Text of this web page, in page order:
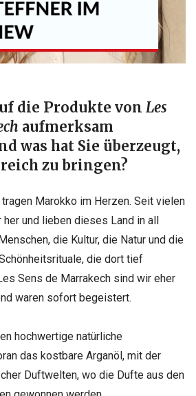
die Produkte von Les
aufmerksam
was hat Sie überzeugt,
zu bringen?
Marokko im Herzen. Seit vielen
und lieben dieses Land in all
die Kultur, die Natur und die
die dort tief
Sens de Marrakech sind wir eher
waren sofort begeistert.
hochwertige natürliche
das kostbare Arganöl, mit der
Duftwelten, wo die Dufte aus den